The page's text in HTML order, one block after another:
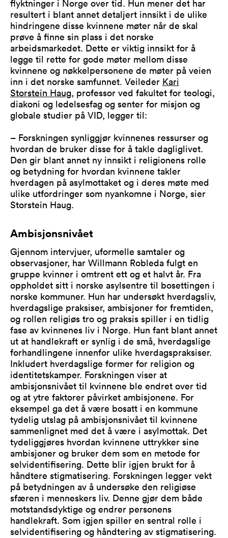
flyktninger i Norge over tid. Hun mener det har
resultert i blant annet detaljert innsikt i de ulike
hindringene disse kvinnene møter når de skal
prøve å finne sin plass i det norske
arbeidsmarkedet. Dette er viktig innsikt for å
legge til rette for gode møter mellom disse
kvinnene og nøkkelpersonene de møter på veien
inn i det norske samfunnet. Veileder Kari
Storstein Haug, professor ved fakultet for teologi,
diakoni og ledelsesfag og senter for misjon og
globale studier på VID, legger til:
– Forskningen synliggjør kvinnenes ressurser og
hvordan de bruker disse for å takle dagliglivet.
Den gir blant annet ny innsikt i religionens rolle
og betydning for hvordan kvinnene takler
hverdagen på asylmottaket og i deres møte med
ulike utfordringer som nyankomne i Norge, sier
Storstein Haug.
Ambisjonsnivået
Gjennom intervjuer, uformelle samtaler og
observasjoner, har Willmann Robleda fulgt en
gruppe kvinner i omtrent ett og et halvt år. Fra
oppholdet sitt i norske asylsentre til bosettingen i
norske kommuner. Hun har undersøkt hverdagsliv,
hverdagslige praksiser, ambisjoner for fremtiden,
og rollen religiøs tro og praksis spiller i en tidlig
fase av kvinnenes liv i Norge. Hun fant blant annet
ut at handlekraft er synlig i de små, hverdagslige
forhandlingene innenfor ulike hverdagspraksiser.
Inkludert hverdagslige former for religion og
identitetskamper. Forskningen viser at
ambisjonsnivået til kvinnene ble endret over tid
og at ytre faktorer påvirket ambisjonene. For
eksempel ga det å være bosatt i en kommune
tydelig utslag på ambisjonsnivået til kvinnene
sammenlignet med det å være i asylmottak. Det
tydeliggjøres hvordan kvinnene uttrykker sine
ambisjoner og bruker dem som en metode for
selvidentifisering. Dette blir igjen brukt for å
håndtere stigmatisering. Forskningen legger vekt
på betydningen av å undersøke den religiøse
sfæren i menneskers liv. Denne gjør dem både
motstandsdyktige og endrer personens
handlekraft. Som igjen spiller en sentral rolle i
selvidentifisering og håndtering av stigmatisering.